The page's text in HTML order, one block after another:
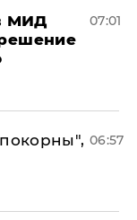
МИД
07:01
06:57